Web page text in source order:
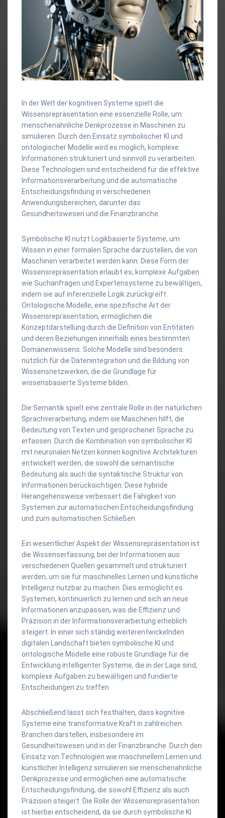
In der Welt der kognitiven Systeme spielt die
Wissensrepräsentation eine essenzielle Rolle, um
menschenähnliche Denkprozesse in Maschinen zu
simulieren. Durch den Einsatz symbolischer KI und
ontologischer Modelle wird es möglich, komplexe
Informationen strukturiert und sinnvoll zu verarbeiten.
Diese Technologien sind entscheidend für die effektive
Informationsverarbeitung und die automatische
Entscheidungsfindung in verschiedenen
Anwendungsbereichen, darunter das
Gesundheitswesen und die Finanzbranche.
Symbolische KI nutzt Logikbasierte Systeme, um
Wissen in einer formalen Sprache darzustellen, die von
Maschinen verarbeitet werden kann. Diese Form der
Wissensrepräsentation erlaubt es, komplexe Aufgaben
wie Suchanfragen und Expertensysteme zu bewältigen,
indem sie auf inferenzielle Logik zurückgreift.
Ontologische Modelle, eine spezifische Art der
Wissensrepräsentation, ermöglichen die
Konzeptdarstellung durch die Definition von Entitäten
und deren Beziehungen innerhalb eines bestimmten
Domänenwissens. Solche Modelle sind besonders
nützlich für die Datenintegration und die Bildung von
Wissensnetzwerken, die die Grundlage für
wissensbasierte Systeme bilden.
Die Semantik spielt eine zentrale Rolle in der natürlichen
Sprachverarbeitung, indem sie Maschinen hilft, die
Bedeutung von Texten und gesprochener Sprache zu
erfassen. Durch die Kombination von symbolischer KI
mit neuronalen Netzen können kognitive Architekturen
entwickelt werden, die sowohl die semantische
Bedeutung als auch die syntaktische Struktur von
Informationen berücksichtigen. Diese hybride
Herangehensweise verbessert die Fähigkeit von
Systemen zur automatischen Entscheidungsfindung
und zum automatischen Schließen.
Ein wesentlicher Aspekt der Wissensrepräsentation ist
die Wissenserfassung, bei der Informationen aus
verschiedenen Quellen gesammelt und strukturiert
werden, um sie für maschinelles Lernen und künstliche
Intelligenz nutzbar zu machen. Dies ermöglicht es
Systemen, kontinuierlich zu lernen und sich an neue
Informationen anzupassen, was die Effizienz und
Präzision in der Informationsverarbeitung erheblich
steigert. In einer sich ständig weiterentwickelnden
digitalen Landschaft bieten symbolische KI und
ontologische Modelle eine robuste Grundlage für die
Entwicklung intelligenter Systeme, die in der Lage sind,
komplexe Aufgaben zu bewältigen und fundierte
Entscheidungen zu treffen.
Abschließend lässt sich festhalten, dass kognitive
Systeme eine transformative Kraft in zahlreichen
Branchen darstellen, insbesondere im
Gesundheitswesen und in der Finanzbranche. Durch den
Einsatz von Technologien wie maschinellem Lernen und
künstlicher Intelligenz simulieren sie menschenähnliche
Denkprozesse und ermöglichen eine automatische
Entscheidungsfindung, die sowohl Effizienz als auch
Präzision steigert. Die Rolle der Wissensrepräsentation
ist hierbei entscheidend, da sie durch symbolische KI